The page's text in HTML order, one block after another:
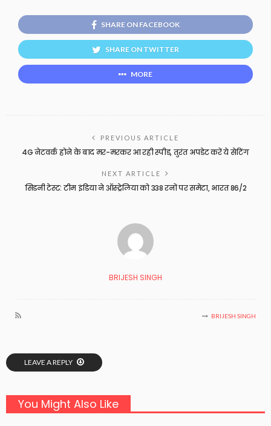
SHARE ON FACEBOOK
SHARE ON TWITTER
MORE
PREVIOUS ARTICLE
4G नेटवर्क होने के बाद मर-मरकर आ रही स्पीड, तुरंत अपडेट करें ये सेटिंग
NEXT ARTICLE
सिडनी टेस्ट: टीम इंडिया ने ऑस्ट्रेलिया को 338 रनों पर समेटा, भारत 86/2
BRIJESH SINGH
BRIJESH SINGH
LEAVE A REPLY
You Might Also Like